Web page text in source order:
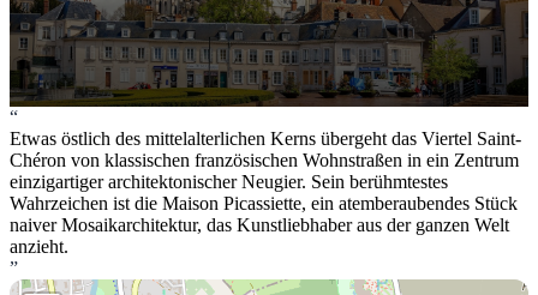
“
Etwas östlich des mittelalterlichen Kerns übergeht das Viertel Saint-
Chéron von klassischen französischen Wohnstraßen in ein Zentrum
einzigartiger architektonischer Neugier. Sein berühmtestes
Wahrzeichen ist die Maison Picassiette, ein atemberaubendes Stück
naiver Mosaikarchitektur, das Kunstliebhaber aus der ganzen Welt
anzieht.
”